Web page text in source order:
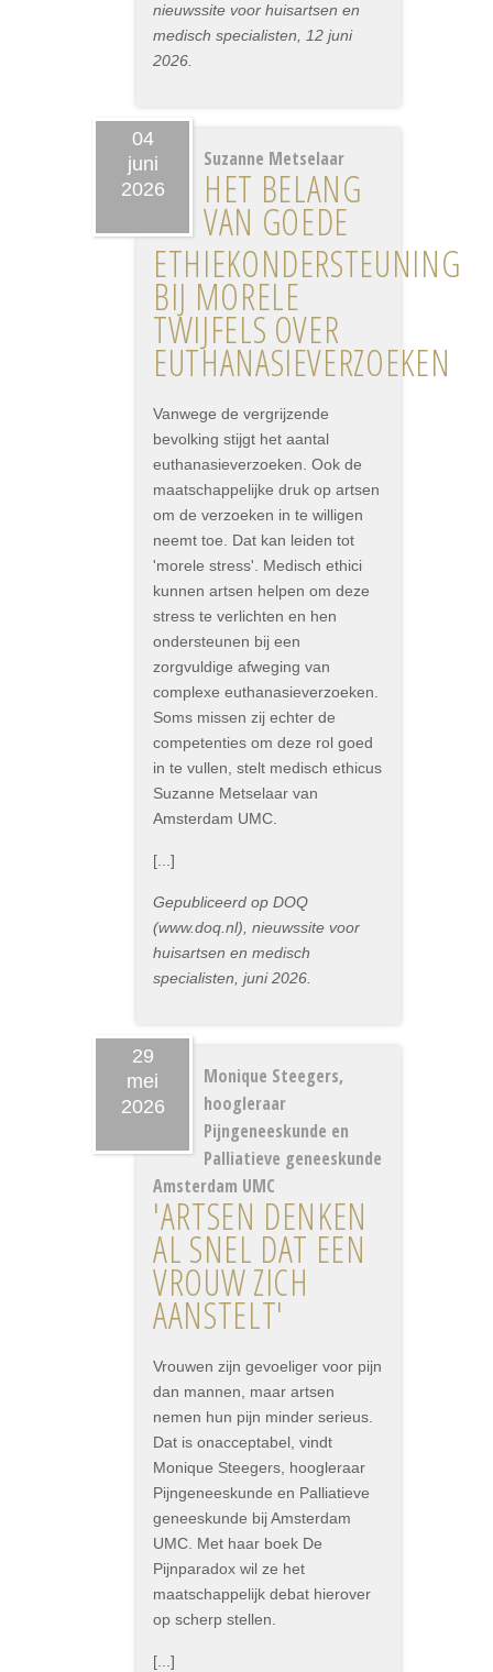
nieuwssite voor huisartsen en
medisch specialisten, 12 juni
2026.
04
juni
2026
Suzanne Metselaar
HET BELANG
VAN GOEDE
ETHIEKONDERSTEUNING
BIJ MORELE
TWIJFELS OVER
EUTHANASIEVERZOEKEN
Vanwege de vergrijzende
bevolking stijgt het aantal
euthanasieverzoeken. Ook de
maatschappelijke druk op artsen
om de verzoeken in te willigen
neemt toe. Dat kan leiden tot
'morele stress'. Medisch ethici
kunnen artsen helpen om deze
stress te verlichten en hen
ondersteunen bij een
zorgvuldige afweging van
complexe euthanasieverzoeken.
Soms missen zij echter de
competenties om deze rol goed
in te vullen, stelt medisch ethicus
Suzanne Metselaar van
Amsterdam UMC.
[...]
Gepubliceerd op DOQ
(www.doq.nl), nieuwssite voor
huisartsen en medisch
specialisten, juni 2026.
29
mei
2026
Monique Steegers,
hoogleraar
Pijngeneeskunde en
Palliatieve geneeskunde
Amsterdam UMC
'ARTSEN DENKEN
AL SNEL DAT EEN
VROUW ZICH
AANSTELT'
Vrouwen zijn gevoeliger voor pijn
dan mannen, maar artsen
nemen hun pijn minder serieus.
Dat is onacceptabel, vindt
Monique Steegers, hoogleraar
Pijngeneeskunde en Palliatieve
geneeskunde bij Amsterdam
UMC. Met haar boek De
Pijnparadox wil ze het
maatschappelijk debat hierover
op scherp stellen.
[...]